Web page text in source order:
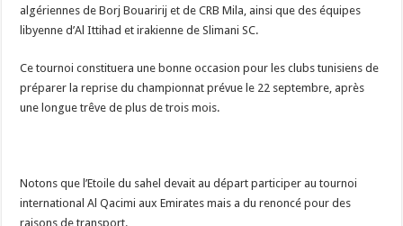
algériennes de Borj Bouaririj et de CRB Mila, ainsi que des équipes
libyenne d’Al Ittihad et irakienne de Slimani SC.
Ce tournoi constituera une bonne occasion pour les clubs tunisiens de
préparer la reprise du championnat prévue le 22 septembre, après
une longue trêve de plus de trois mois.
Notons que l’Etoile du sahel devait au départ participer au tournoi
international Al Qacimi aux Emirates mais a du renoncé pour des
raisons de transport.